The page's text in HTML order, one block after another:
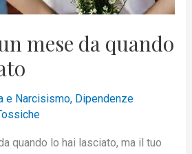
mese da quando
e Narcisismo, Dipendenze
quando lo hai lasciato, ma il tuo